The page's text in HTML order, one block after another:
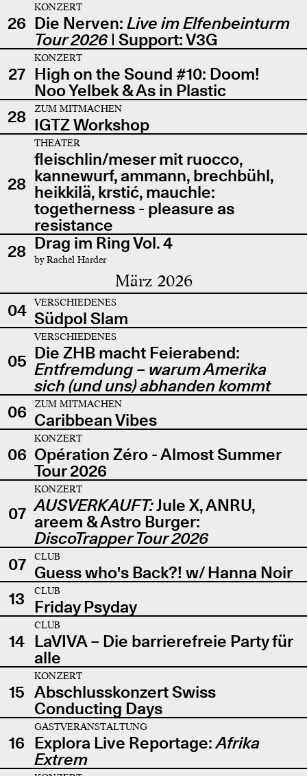
26
KONZERT
Die Nerven: Live im Elfenbeinturm
Tour 2026| Support: V3G
27
KONZERT
High on the Sound #10: Doom!
Noo Yelbek & As in Plastic
28
ZUM MITMACHEN
IGTZ Workshop
28
THEATER
fleischlin/meser mit ruocco,
kannewurf, ammann, brechbühl,
heikkilä, krstić, mauchle:
togetherness - pleasure as
resistance
28 Drag im Ring Vol. 4
by Rachel Harder
März 2026
04 VERSCHIEDENES
Südpol Slam
05
VERSCHIEDENES
Die ZHB macht Feierabend:
Entfremdung – warum Amerika
sich (und uns) abhanden kommt
06
ZUM MITMACHEN
Caribbean Vibes
06
KONZERT
Opération Zéro - Almost Summer
Tour 2026
07
KONZERT
AUSVERKAUFT:Jule X, ANRU,
areem & Astro Burger:
DiscoTrapper Tour 2026
07
CLUB
Guess who's Back?! w/ Hanna Noir
13
CLUB
Friday Psyday
14
CLUB
LaVIVA – Die barrierefreie Party für
alle
15
KONZERT
Abschlusskonzert Swiss
Conducting Days
16
GASTVERANSTALTUNG
Explora Live Reportage:Afrika
Extrem